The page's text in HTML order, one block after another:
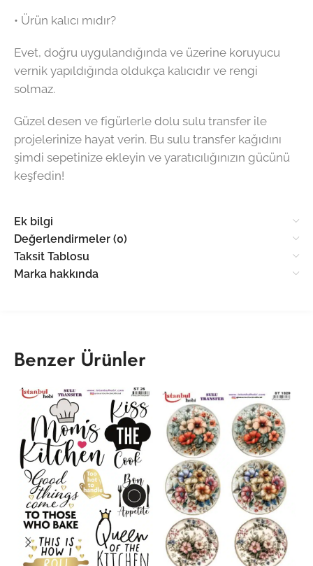
• Ürün kalıcı mıdır?
Evet, doğru uygulandığında ve üzerine koruyucu
vernik yapıldığında oldukça kalıcıdır ve rengi
solmaz.
Güzel desen ve figürlerle dolu sulu transfer ile
projelerinize hayat verin. Bu sulu transfer kağıdını
şimdi sepetinize ekleyin ve yaratıcılığınızın gücünü
keşfedin!
Ek bilgi
Değerlendirmeler (0)
Taksit Tablosu
Marka hakkında
Benzer Ürünler